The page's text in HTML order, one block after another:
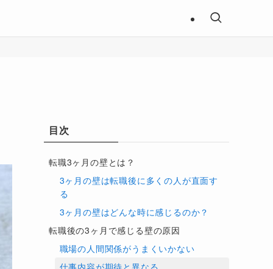
目次
転職3ヶ月の壁とは？
3ヶ月の壁は転職後に多くの人が直面す
る
3ヶ月の壁はどんな時に感じるのか？
転職後の3ヶ月で感じる壁の原因
職場の人間関係がうまくいかない
仕事内容が期待と異なる